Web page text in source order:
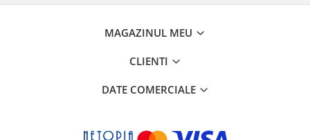
MAGAZINUL MEU
CLIENTI
DATE COMERCIALE